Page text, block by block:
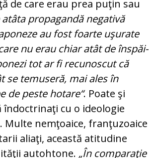
de care erau prea puţin sau
atâta propagandă ne­gativă
au fost foarte uşu­rate
nu erau chiar atât de îns­păi­
tot ar fi recunoscut că
se temuseră, mai ales în
de peste hotare“. Poate şi
cu o ideo­logie
Multe nemţoaice, franţuzoaice
aliaţi, această atitudine
autohtone. „În comparaţie